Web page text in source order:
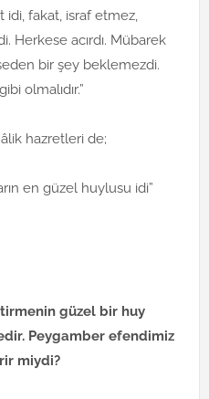
idi, fakat, israf etmez,
Herkese acırdı. Mübarek
bir şey beklemezdi.
olmalıdır.”
hazretleri de;
en güzel huylusu idi”
güzel bir huy
Peygamber efendimiz
miydi?